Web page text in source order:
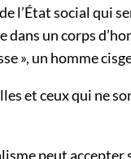
l’État social qui
un corps
», un homme
et ceux qui ne
peut